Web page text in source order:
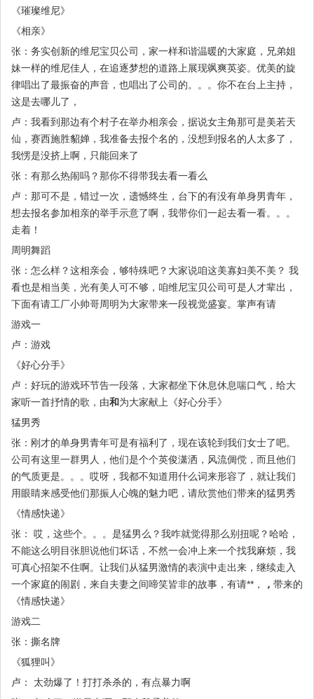
《璀璨维尼》
《相亲》
张：务实创新的维尼宝贝公司，家一样和谐温暖的大家庭，兄弟姐
妹一样的维尼佳人，在追逐梦想的道路上展现飒爽英姿。优美的旋
律唱出了最振奋的声音，也唱出了公司的。。。你不在台上主持，
这是去哪儿了，
卢：我看到那边有个村子在举办相亲会，据说女主角那可是美若天
仙，赛西施胜貂婵，我准备去报个名的，没想到报名的人太多了，
我愣是没挤上啊，只能回来了
张：有那么热闹吗？那你不得带我去看一看么
卢：那可不是，错过一次，遗憾终生，台下的有没有单身男青年，
想去报名参加相亲的举手示意了啊，我带你们一起去看一看。。。
走着！
周明舞蹈
张：怎么样？这相亲会，够特殊吧？大家说咱这美寡妇美不美？ 我
看也是相当美，光有美人可不够，咱维尼宝贝公司可是人才辈出，
下面有请工厂小帅哥周明为大家带来一段视觉盛宴。掌声有请
游戏一
卢：游戏
《好心分手》
卢：好玩的游戏环节告一段落，大家都坐下休息休息喘口气，给大
家听一首抒情的歌，由和为大家献上《好心分手》
猛男秀
张：刚才的单身男青年可是有福利了，现在该轮到我们女士了吧。
公司有这里一群男人，他们是个个英俊潇洒，风流倜傥，而且他们
的气质更是。。。哎呀，我都不知道用什么词来形容了，就让我们
用眼睛来感受他们那振人心魄的魅力吧，请欣赏他们带来的猛男秀
《情感快递》
张： 哎，这些个。。。是猛男么？我咋就觉得那么别扭呢？哈哈，
不能这么明目张胆说他们坏话，不然一会冲上来一个找我麻烦，我
可真心招架不住啊。让我们从猛男激情的表演中走出来，继续走入
一个家庭的闹剧，来自夫妻之间啼笑皆非的故事，有请**，
， 带来的
《情感快递》
游戏二
张：撕名牌
《狐狸叫》
卢： 太劲爆了！打打杀杀的，有点暴力啊